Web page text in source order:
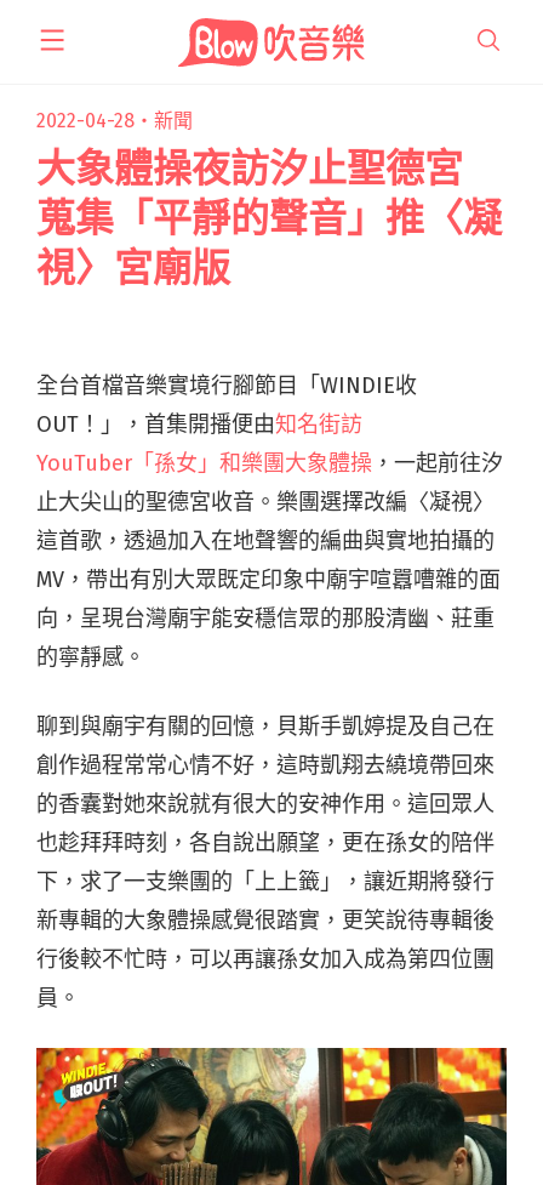
2022-04-28・ 新聞
大象體操夜訪汐止聖德宮
蒐集「平靜的聲音」推〈凝
視〉宮廟版
全台首檔音樂實境行腳節目「WINDIE收
OUT！」，首集開播便由知名街訪
YouTuber「孫女」和樂團大象體操 ，一起前往汐
止大尖山的聖德宮收音。樂團選擇改編〈凝視〉
這首歌，透過加入在地聲響的編曲與實地拍攝的
MV，帶出有別大眾既定印象中廟宇喧囂嘈雜的面
向，呈現台灣廟宇能安穩信眾的那股清幽、莊重
的寧靜感。
聊到與廟宇有關的回憶，貝斯手凱婷提及自己在
創作過程常常心情不好，這時凱翔去繞境帶回來
的香囊對她來說就有很大的安神作用。這回眾人
也趁拜拜時刻，各自說出願望，更在孫女的陪伴
下，求了一支樂團的「上上籤」，讓近期將發行
新專輯的大象體操感覺很踏實，更笑說待專輯後
行後較不忙時，可以再讓孫女加入成為第四位團
員。